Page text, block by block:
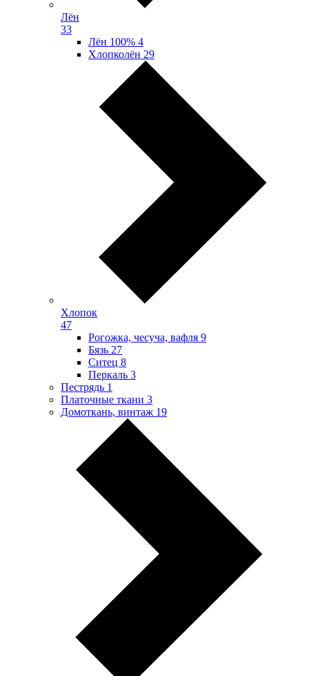
Лён
33
Лён 100% 4
Хлопколён 29
Хлопок
47
Рогожка, чесуча, вафля 9
Бязь 27
Ситец 8
Перкаль 3
Пестрядь 1
Платочные ткани 3
Домоткань, винтаж 19